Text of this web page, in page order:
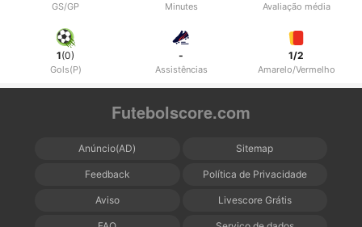
GS/GP Minutes Avaliação média
1(0)
Gols(P)
-
Assistências
1/2
Amarelo/Vermelho
Futebolscore.com
Anúncio(AD) Sitemap
Feedback Política de Privacidade
Aviso Livescore Grátis